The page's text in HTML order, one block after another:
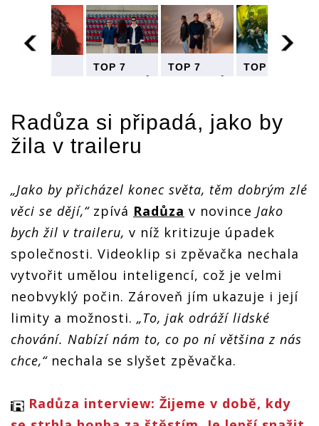
využila AI,
Slza hledá
holku z
Medjmedj
zve na
letní turné
TOP 7
videoklipů
využila AI,
Slza hledá
holku z
plakátu a
Medjmedj
zve na
letní turné
TOP 7
videoklipů
využila AI,
Slza hledá
Medjmedj
zve na
letní turné
TOP 7
využila AI,
Slza hledá
Medjmedj
zve na
letní turné
Radůza si připadá, jako by
žila v traileru
„Jako by přicházel konec světa, těm dobrým zlé
věci se dějí,“zpívá Radůza v novince Jako
bych žil v traileru, v níž kritizuje úpadek
společnosti. Videoklip si zpěvačka nechala
vytvořit umělou inteligencí, což je velmi
neobvyklý počin. Zároveň jím ukazuje i její
limity a možnosti. „To, jak odráží lidské
chování. Nabízí nám to, co po ní většina z nás
chce,“nechala se slyšet zpěvačka.
Radůza interview: Žijeme v době, kdy